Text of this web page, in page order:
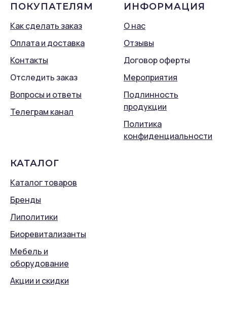
ПОКУПАТЕЛЯМ
Как сделать заказ
Оплата и доставка
Контакты
Отследить заказ
Вопросы и ответы
Телеграм канал
ИНФОРМАЦИЯ
О нас
Отзывы
Договор оферты
Мероприятия
Подлинность
продукции
Политика
конфиденциальности
КАТАЛОГ
Каталог товаров
Бренды
Липолитики
Биоревитализанты
Мебель и
оборудование
Акции и скидки